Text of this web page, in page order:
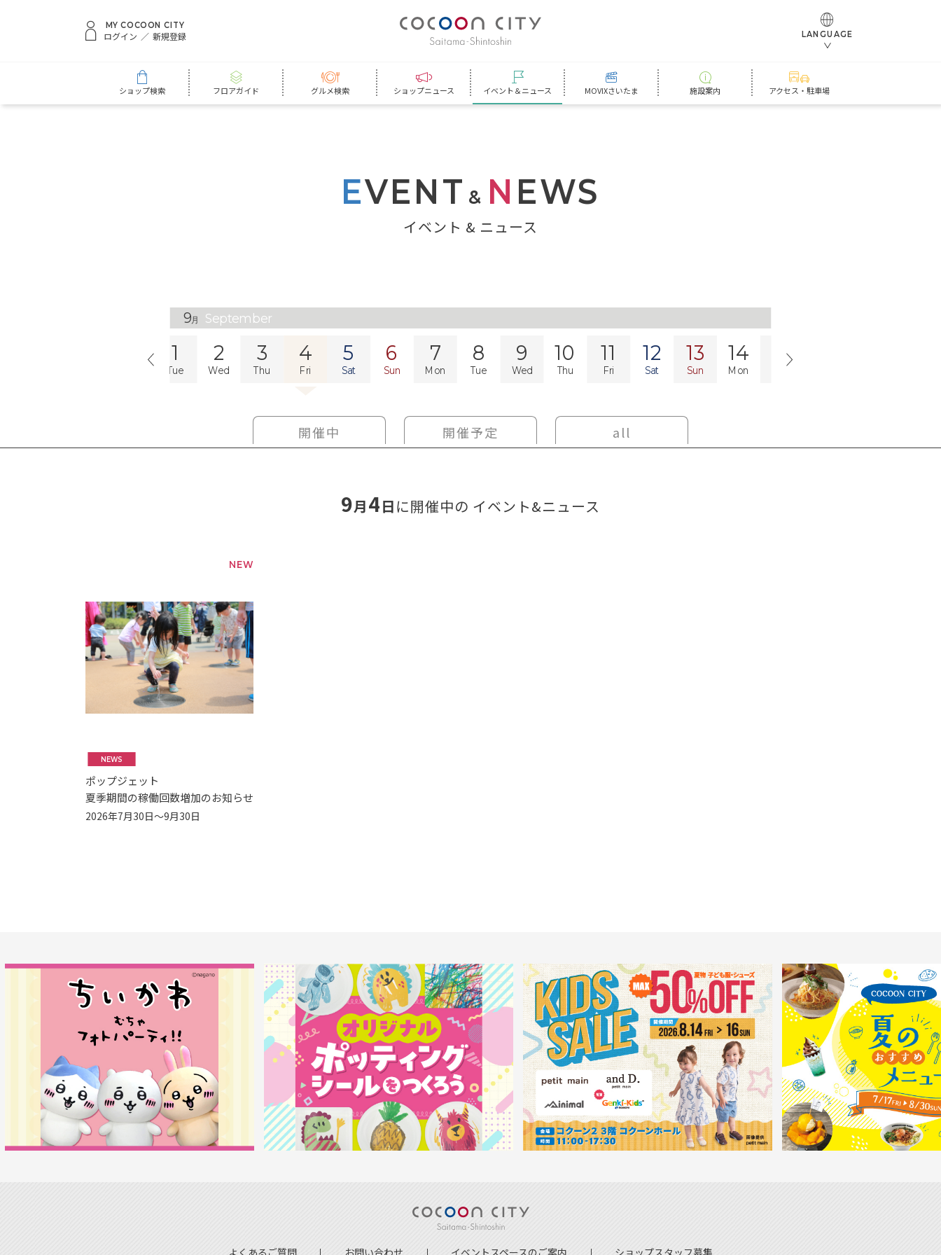
MY COCOON CITY
ログイン 新規登録 LANGUAGE
ショップ検索 フロアガイド グルメ検索 ショップニュース イベント＆ニュース MOVIXさいたま 施設案内 アクセス・駐車場
EVENT & N EWS
イベント & ニュース
9月 September
1
Tue
2
Wed
3
Thu
4
Fri
5
Sat
6
Sun
7
Mon
8
Tue
9
Wed
10
Thu
11
Fri
12
Sat
13
Sun
14
Mon
15
開催中 開催予定 all
9月4日に開催中の イベント&ニュース
NEW
NEWS
ポップジェット
夏季期間の稼働回数増加のお知らせ
2026年7月30日～9月30日
よくあるご質問 お問い合わせ イベントスペースのご案内 ショップスタッフ募集